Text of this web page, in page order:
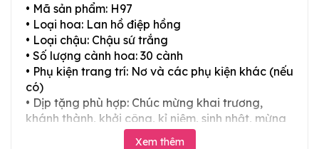
• Mã sản phẩm: H97
• Loại hoa: Lan hồ điệp hồng
• Loại chậu: Chậu sứ trắng
• Số lượng cành hoa: 30 cành
• Phụ kiện trang trí: Nơ và các phụ kiện khác (nếu
có)
• Dịp tặng phù hợp: Chúc mừng khai trương,
khánh thành, khởi công, kỉ niệm, sinh nhật, mừng
thọ, mừng cưới, tân gia và các ngày lễ tết trong
Xem thêm